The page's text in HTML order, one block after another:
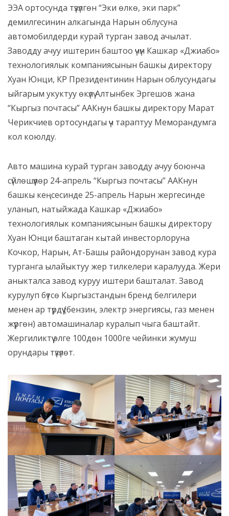
ЭЭА ортосунда түзүлгөн “Эки өлкө, эки парк”
демилгесинин алкагында Нарын облусуна
автомобилдерди курай турган завод ачылат.
Заводду ачуу иштерин баштоо үчүн Кашкар «Джиабо»
технологиялык компаниясынын башкы директору
Хуан Юнци, КР Президентинин Нарын облусундагы
ыйгарым укуктуу өкүлү Алтынбек Эргешов жана
“Кыргыз почтасы” ААКнун башкы директору Марат
Черикчиев ортосундагы үч тараптуу Меморандумга
кол коюлду.
Авто машина курай турган заводду ачуу боюнча
сүйлөшүүлөр 24-апрель “Кыргыз почтасы” ААКнун
башкы кеңсесинде 25-апрель Нарын жергесинде
уланып, натыйжада Кашкар «Джиабо»
технологиялык компаниясынын башкы директору
Хуан Юнци баштаган кытай инвесторлоруна
Кочкор, Нарын, Ат-Башы райондорунан завод кура
турганга ылайыктуу жер тилкелери каралууда. Жери
аныкталса завод куруу иштери башталат. Завод
курулуп бүтсө Кыргызстандын бренд белгилери
менен ар түрдүү (бензин, электр энергиясы, газ менен
жүргөн) автомашиналар куралып чыга баштайт.
Жергиликтүү элге 100дөн 1000ге чейинки жумуш
орундары түзүлөт.